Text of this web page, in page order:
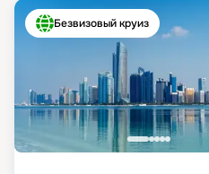
Безвизовый круиз